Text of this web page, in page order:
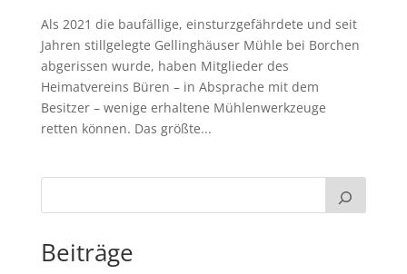
Als 2021 die baufällige, einsturzgefährdete und seit
Jahren stillgelegte Gellinghäuser Mühle bei Borchen
abgerissen wurde, haben Mitglieder des
Heimatvereins Büren – in Absprache mit dem
Besitzer – wenige erhaltene Mühlenwerkzeuge
retten können. Das größte...
Beiträge